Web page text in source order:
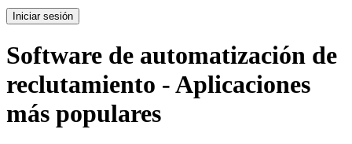
Iniciar sesión
Software de automatización de
reclutamiento - Aplicaciones
más populares